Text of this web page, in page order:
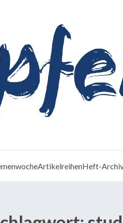
ArtikelreihenHeft-